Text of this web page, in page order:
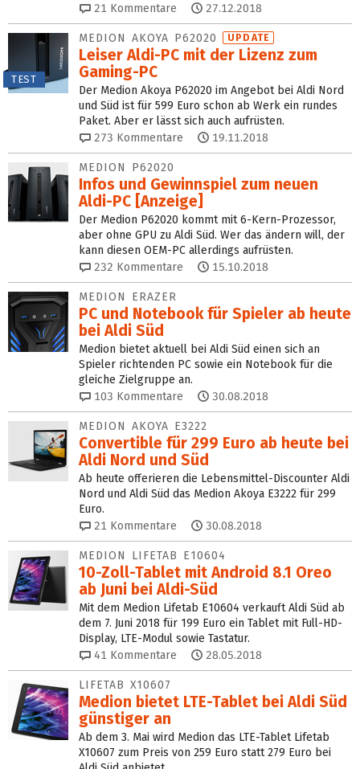
21 Kommentare 27.12.2018
TEST
MEDION AKOYA P62020 UPDATE
Leiser Aldi-PC mit der Lizenz zum
Gaming-PC
Der Medion Akoya P62020 im Angebot bei Aldi Nord
und Süd ist für 599 Euro schon ab Werk ein rundes
Paket. Aber er lässt sich auch aufrüsten.
273 Kommentare 19.11.2018
MEDION P62020
Infos und Gewinnspiel zum neuen
Aldi-PC [Anzeige]
Der Medion P62020 kommt mit 6-Kern-Prozessor,
aber ohne GPU zu Aldi Süd. Wer das ändern will, der
kann diesen OEM-PC allerdings aufrüsten.
232 Kommentare 15.10.2018
MEDION ERAZER
PC und Notebook für Spieler ab heute
bei Aldi Süd
Medion bietet aktuell bei Aldi Süd einen sich an
Spieler richtenden PC sowie ein Notebook für die
gleiche Zielgruppe an.
103 Kommentare 30.08.2018
MEDION AKOYA E3222
Convertible für 299 Euro ab heute bei
Aldi Nord und Süd
Ab heute offerieren die Lebensmittel-Discounter Aldi
Nord und Aldi Süd das Medion Akoya E3222 für 299
Euro.
21 Kommentare 30.08.2018
MEDION LIFETAB E10604
10-Zoll-Tablet mit Android 8.1 Oreo
ab Juni bei Aldi-Süd
Mit dem Medion Lifetab E10604 verkauft Aldi Süd ab
dem 7. Juni 2018 für 199 Euro ein Tablet mit Full-HD-
Display, LTE-Modul sowie Tastatur.
41 Kommentare 28.05.2018
LIFETAB X10607
Medion bietet LTE-Tablet bei Aldi Süd
günstiger an
Ab dem 3. Mai wird Medion das LTE-Tablet Lifetab
X10607 zum Preis von 259 Euro statt 279 Euro bei